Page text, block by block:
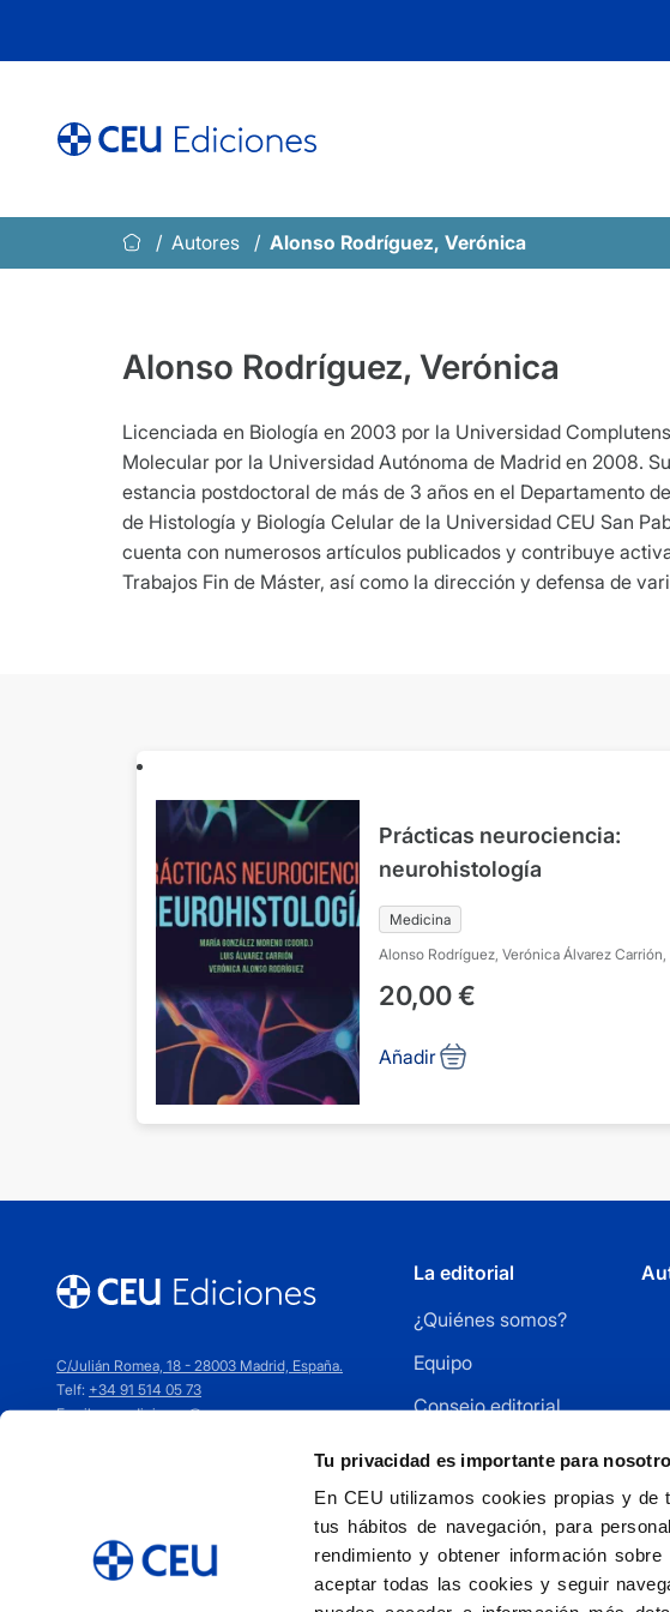
Tu privacidad es importante para
En CEU utilizamos cookies propias y
tus hábitos de navegación, para
rendimiento y obtener información
aceptar todas las cookies y seguir
Autores Alonso Rodríguez, Verónica
Alonso Rodríguez, Verónica
Licenciada en Biología en 2003 por la Universidad
Molecular por la Universidad Autónoma de Madrid en 2008.
estancia postdoctoral de más de 3 años en el Departamento
de Histología y Biología Celular de la Universidad CEU San
cuenta con numerosos artículos publicados y contribuye
Trabajos Fin de Máster, así como la dirección y defensa de
Prácticas neurociencia:
neurohistología
Medicina
Alonso Rodríguez, Verónica Álvarez
20,00€
Añadir
C/Julián Romea, 18 - 28003 Madrid, España.
Telf: +34 91 514 05 73
Email:ceuediciones@ceu.es
La editorial
¿Quiénes somos?
Equipo
Consejo editorial
Cómo publicar
Distribuidores
Contacto